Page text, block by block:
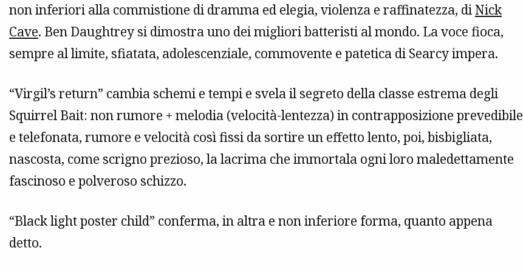
non inferiori alla commistione di dramma ed elegia, violenza e raffinatezza, diNick
Cave. Ben Daughtrey si dimostra uno dei migliori batteristi al mondo. La voce fioca,
sempre al limite, sfiatata, adolescenziale, commovente e patetica di Searcy impera.
“Virgil’s return” cambia schemi e tempi e svela il segreto della classe estrema degli
Squirrel Bait: non rumore + melodia (velocità-lentezza) in contrapposizione prevedibile
e telefonata, rumore e velocità così fissi da sortire un effetto lento, poi, bisbigliata,
nascosta, come scrigno prezioso, la lacrima che immortala ogni loro maledettamente
fascinoso e polveroso schizzo.
“Black light poster child” conferma, in altra e non inferiore forma, quanto appena
detto.